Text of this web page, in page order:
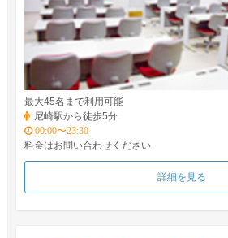
最大45名まで利用可能
尼崎駅から徒歩5分
00:00〜23:30
料金はお問い合わせください
詳細を見る